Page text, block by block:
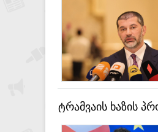
ევროპულ ქვეყანას
აქვს რუსეთთან
ვაჭრობა - კახა
ტრამვაის ხაზის
ბევრი ტყუილი,